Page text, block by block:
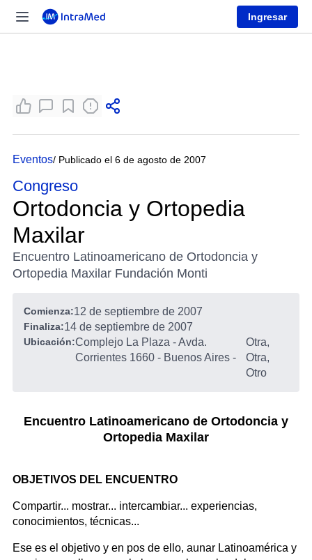
Ingresar
Eventos/ Publicado el 6 de agosto de 2007
Congreso
Ortodoncia y Ortopedia
Maxilar
Encuentro Latinoamericano de Ortodoncia y
Ortopedia Maxilar Fundación Monti
Comienza:12 de septiembre de 2007
Finaliza:14 de septiembre de 2007
Ubicación:Complejo La Plaza - Avda.
Corrientes 1660 - Buenos Aires -
Otra,
Otra,
Otro
Encuentro Latinoamericano de Ortodoncia y
Ortopedia Maxilar
OBJETIVOS DEL ENCUENTRO
Compartir... mostrar... intercambiar... experiencias,
conocimientos, técnicas...
Ese es el objetivo y en pos de ello, aunar Latinoamérica y